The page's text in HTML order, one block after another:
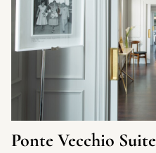
Ponte Vecchio Suite